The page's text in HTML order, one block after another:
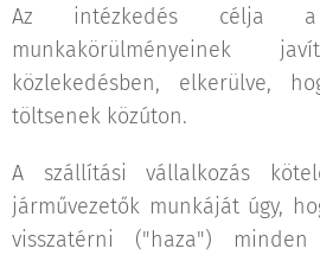
Az intézkedés célja a
munkakörülményeinek
közlekedésben, elkerülve,
töltsenek közúton.
A szállítási vállalkozás
járművezetők munkáját úgy,
visszatérni ("haza")